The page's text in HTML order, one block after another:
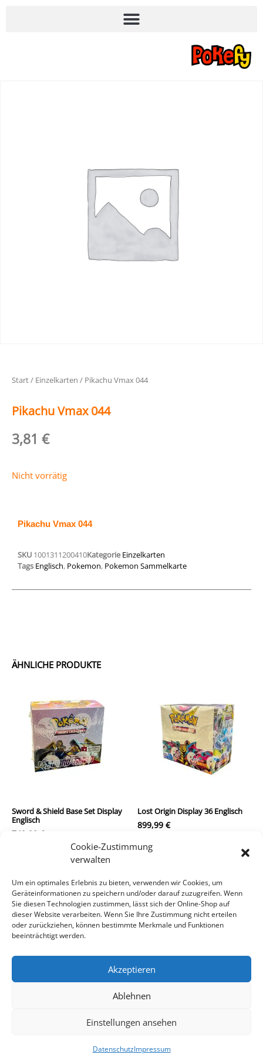
Cookie-Zustimmung
verwalten
Um ein optimales Erlebnis zu bieten, verwenden wir Cookies, um
Geräteinformationen zu speichern und/oder darauf zuzugreifen. Wenn
Sie diesen Technologien zustimmen, lässt sich der Online-Shop auf
dieser Website verarbeiten. Wenn Sie Ihre Zustimmung nicht erteilen
oder zurückziehen, können bestimmte Merkmale und Funktionen
beeinträchtigt werden.
Akzeptieren
Ablehnen
Einstellungen ansehen
DatenschutzImpressum
Start/ Einzelkarten / Pikachu Vmax 044
Pikachu Vmax 044
3,81 €
Nicht vorrätig
ÄHNLICHE PRODUKTE
Sword & Shield Base Set Display
Englisch
749,90 €
In den Warenkorb
Lost Origin Display 36 Englisch
899,99 €
inkl. MwSt.
In den Warenkorb
Pikachu Vmax 044
SKU 1001311200410Kategorie Einzelkarten
Tags Englisch, Pokemon, Pokemon Sammelkarte
Impressum/Kontakt
AGB